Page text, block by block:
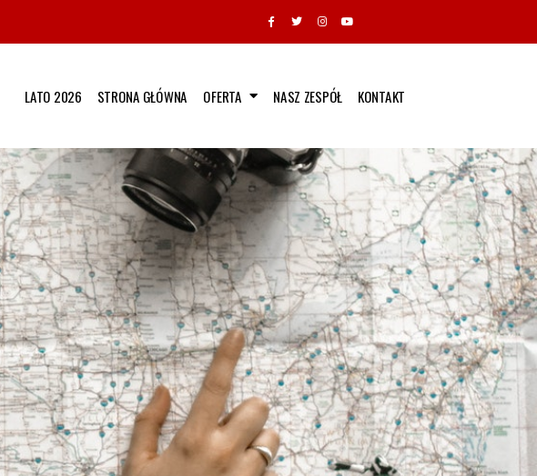
LATO 2026 STRONA GŁÓWNA OFERTA NASZ ZESPÓŁ KONTAKT